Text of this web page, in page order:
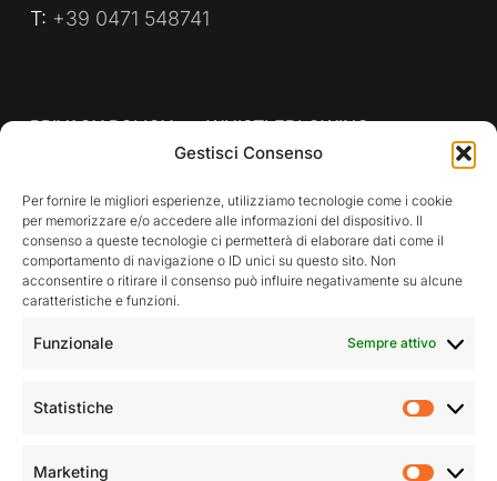
Gestisci Consenso
Per fornire le migliori esperienze, utilizziamo tecnologie come i cookie
per memorizzare e/o accedere alle informazioni del dispositivo. Il
consenso a queste tecnologie ci permetterà di elaborare dati come il
comportamento di navigazione o ID unici su questo sito. Non
acconsentire o ritirare il consenso può influire negativamente su alcune
caratteristiche e funzioni.
Funzionale Sempre attivo
Statistiche
Marketing
T: +39 0471 548741
PRIVACY POLICY
WHISTLEBLOWING
Rimani aggiornato sulle nostre attività